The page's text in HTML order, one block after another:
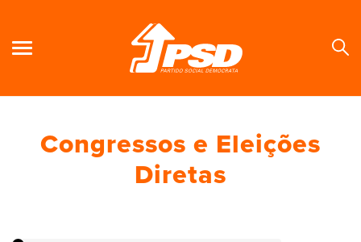
Congressos e Eleições
Diretas